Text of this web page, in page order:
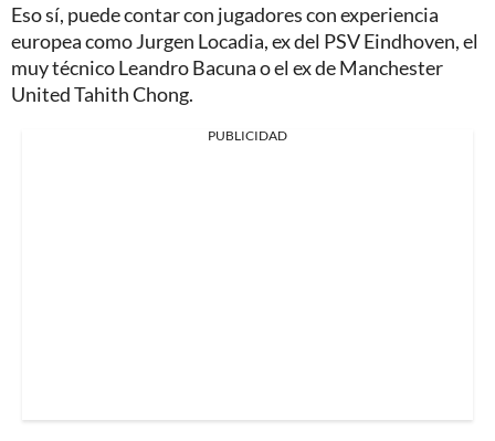
Eso sí, puede contar con jugadores con experiencia
europea como Jurgen Locadia, ex del PSV Eindhoven, el
muy técnico Leandro Bacuna o el ex de Manchester
United Tahith Chong.
PUBLICIDAD